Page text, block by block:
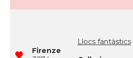
Firenze
Llocs fantàstics